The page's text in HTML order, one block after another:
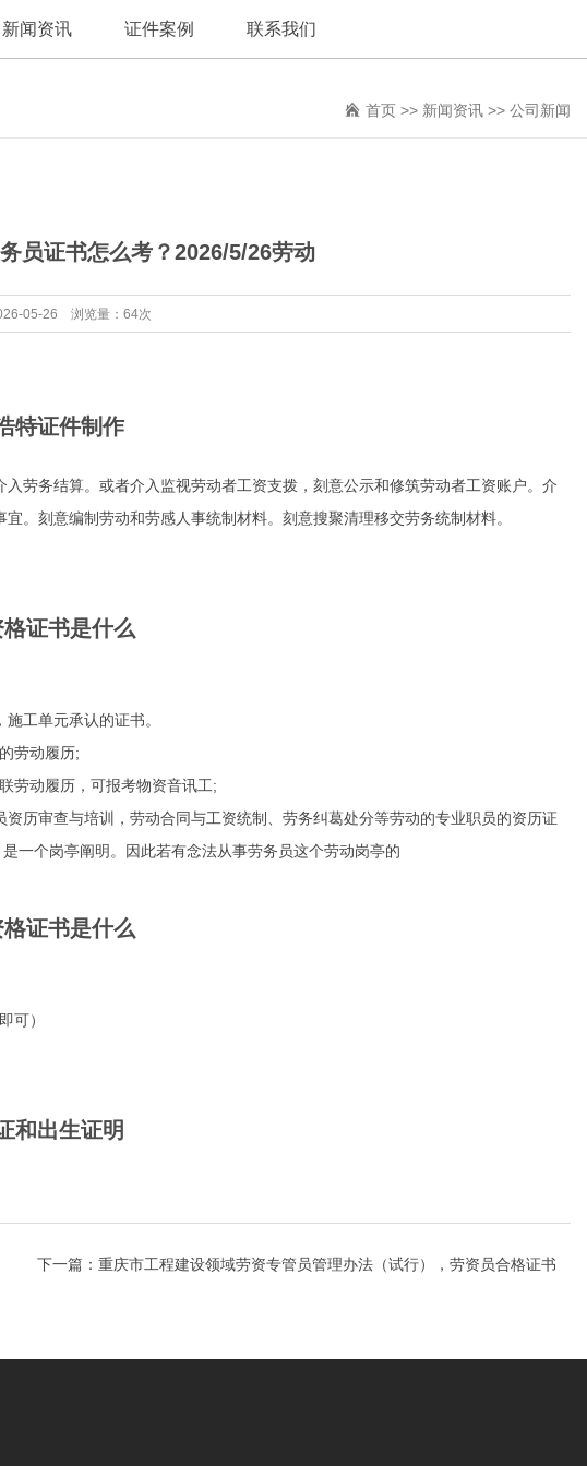
新闻资讯 证件案例 联系我们
首页 >> 新闻资讯 >> 公司新闻
员证书怎么考？2026/5/26劳动
05-26 浏览量：64次
特证件制作
劳务结算。或者介入监视劳动者工资支拨，刻意公示和修筑劳动者工资账户。介
。刻意编制劳动和劳感人事统制材料。刻意搜聚清理移交劳务统制材料。
证书是什么
工单元承认的证书。
劳动履历;
动履历，可报考物资音讯工;
审查与培训，劳动合同与工资统制、劳务纠葛处分等劳动的专业职员的资历证
一个岗亭阐明。因此若有念法从事劳务员这个劳动岗亭的
证书是什么
可）
和出生证明
下一篇： 重庆市工程建设领域劳资专管员管理办法（试行），劳资员合格证书